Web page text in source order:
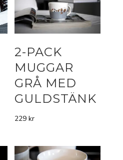
2-PACK
MUGGAR
GRÅ MED
GULDSTÄNK
229kr